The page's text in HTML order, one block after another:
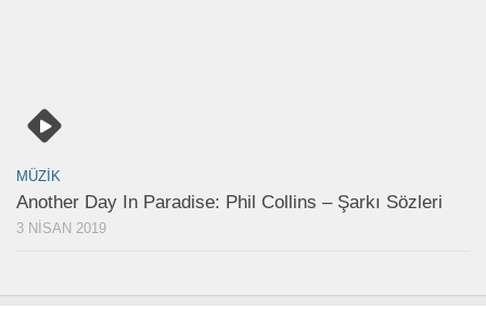
MÜZIK
Another Day In Paradise: Phil Collins – Şarkı Sözleri
3 NISAN 2019